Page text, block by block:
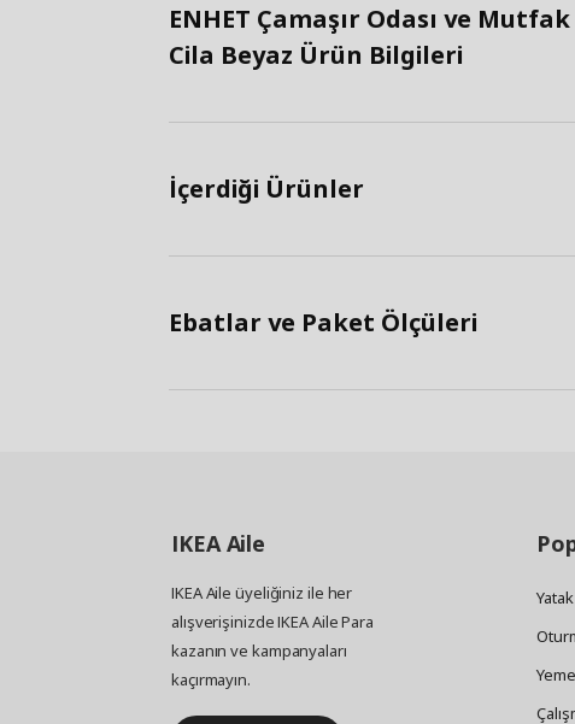
ENHET Çamaşır Odası ve
Cila Beyaz Ürün Bilgileri
İçerdiği Ürünler
Ebatlar ve Paket Ölçüleri
IKEAAile
IKEA Aile üyeliğiniz ile her
alışverişinizde IKEA Aile Para
kazanın ve kampanyaları
kaçırmayın.